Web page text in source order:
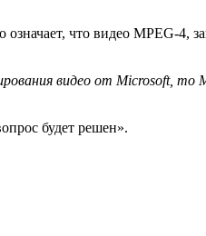
что видео MPEG-4,
видео от Microsoft,
будет решен».